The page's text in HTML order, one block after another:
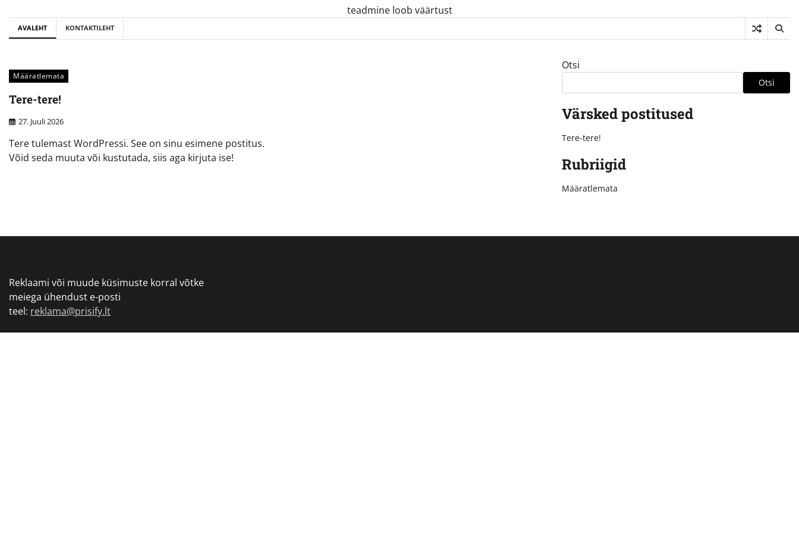
content
teadmine loob väärtust
AVALEHT KONTAKTILEHT
Määratlemata
Tere-tere!
27. Juuli 2026
Tere tulemast WordPressi. See on sinu esimene postitus.
Võid seda muuta või kustutada, siis aga kirjuta ise!
Otsi
Otsi
Värsked postitused
Tere-tere!
Rubriigid
Määratlemata
Reklaami või muude küsimuste korral võtke
meiega ühendust e-posti
teel: reklama@prisify.lt